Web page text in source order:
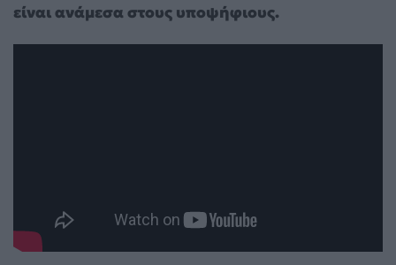
είναι ανάμεσα στους υποψήφιους.